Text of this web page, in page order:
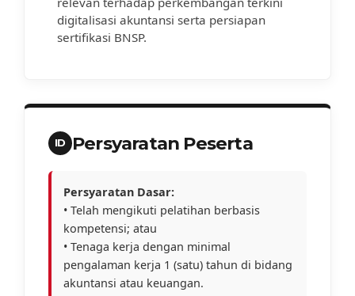
digitalisasi akuntansi serta persiapan
sertifikasi BNSP.
ID Persyaratan Peserta
Persyaratan Dasar:
• Telah mengikuti pelatihan berbasis
kompetensi; atau
• Tenaga kerja dengan minimal
pengalaman kerja 1 (satu) tahun di bidang
akuntansi atau keuangan.